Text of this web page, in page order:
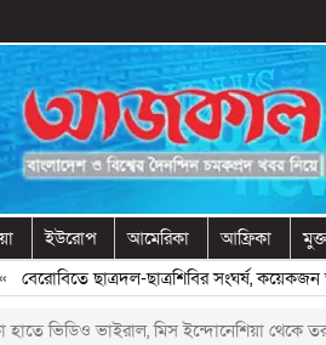
ইউরোপ আমেরিকা আফ্রিকা
ছাত্রদল-ছাত্রশিবির সংঘর্ষ, কয়েকজন আহত
ভিডিও ভাইরাল, মিস ইন্দোনেশিয়া থেকে